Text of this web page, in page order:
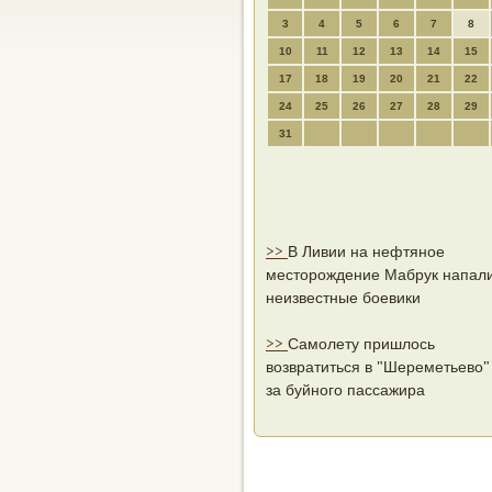
3 4 5 6 7 8
10 11 12 13 14 15
17 18 19 20 21 22
24 25 26 27 28 29
31
>> В Ливии на нефтяное
месторождение Мабрук
неизвестные боевики
>> Самолету пришлось
возвратиться в "Шереметьево"
за буйного пассажира